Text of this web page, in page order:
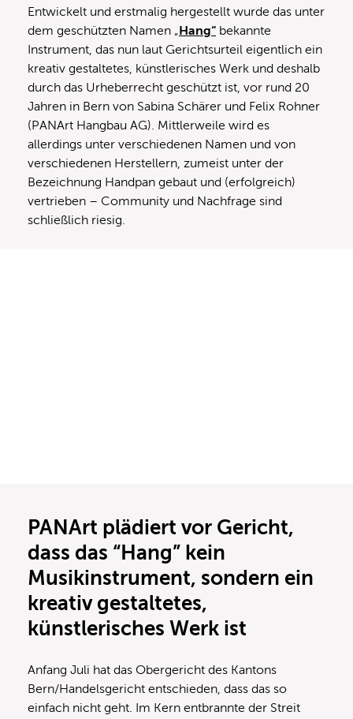
Entwickelt und erstmalig hergestellt wurde das unter
dem geschützten Namen „Hang“ bekannte
Instrument, das nun laut Gerichtsurteil eigentlich ein
kreativ gestaltetes, künstlerisches Werk und deshalb
durch das Urheberrecht geschützt ist, vor rund 20
Jahren in Bern von Sabina Schärer und Felix Rohner
(PANArt Hangbau AG). Mittlerweile wird es
allerdings unter verschiedenen Namen und von
verschiedenen Herstellern, zumeist unter der
Bezeichnung Handpan gebaut und (erfolgreich)
vertrieben – Community und Nachfrage sind
schließlich riesig.
PANArt plädiert vor Gericht,
dass das “Hang” kein
Musikinstrument, sondern ein
kreativ gestaltetes,
künstlerisches Werk ist
Anfang Juli hat das Obergericht des Kantons
Bern/Handelsgericht entschieden, dass das so
einfach nicht geht. Im Kern entbrannte der Streit